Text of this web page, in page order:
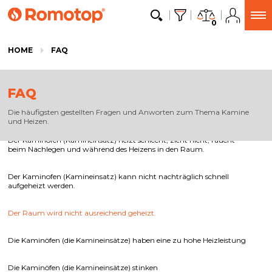
0
HOME FAQ
FAQ
Die häufigsten gestellten Fragen und Anworten zum Thema Kamine
und Heizen.
Der Kaminofen (Kamineinsatz) heizt schlecht, zieht nicht, raucht
beim Nachlegen und während des Heizens in den Raum.
Der Kaminofen (Kamineinsatz) kann nicht nachträglich schnell
aufgeheizt werden.
Der Raum wird nicht ausreichend geheizt.
Die Kaminöfen (die Kamineinsätze) haben eine zu hohe Heizleistung
Die Kaminöfen (die Kamineinsätze) stinken